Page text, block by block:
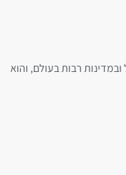
רבות בעולם, והוא